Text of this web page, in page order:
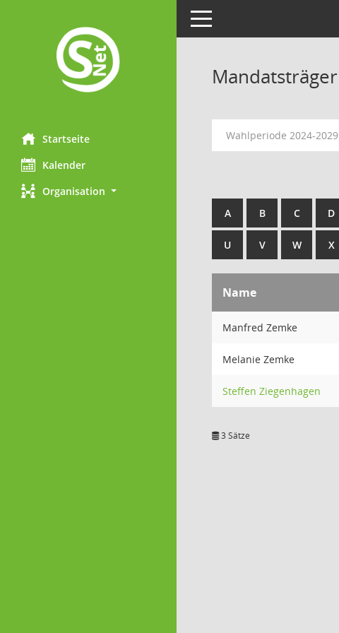
Startseite
Kalender
Organisation
Toggle navigation
Mandatsträger
Wahlperiode 2024-2029
A B C D
U V W X
Name
Manfred Zemke
Melanie Zemke
Steffen Ziegenhagen
3 Sätze